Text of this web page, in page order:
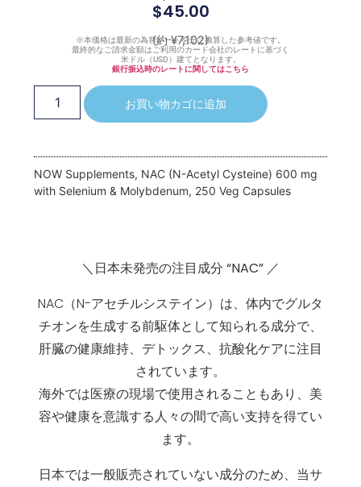
$45.00
(約 ¥7,102)
※本価格は最新の為替レートを元に換算した参考値です。
最終的なご請求金額はご利用のカード会社のレートに基づく
米ドル（USD）建てとなります。
銀行振込時のレートに関してはこちら
お買い物カゴに追加
NOW Supplements, NAC (N-Acetyl Cysteine) 600 mg
with Selenium & Molybdenum, 250 Veg Capsules
＼日本未発売の注目成分 “NAC” ／
NAC（N-アセチルシステイン）は、 体内でグルタ
チオンを生成する前駆体として知られる成分で、
肝臓の健康維持、デトックス、抗酸化ケアに注目
されています。
海外では医療の現場で使用されることもあり、美
容や健康を意識する人々の間で高い支持を得てい
ます。
日本では一般販売されていない成分のため、当サ